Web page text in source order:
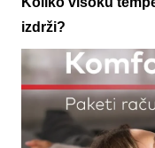
izdrži?